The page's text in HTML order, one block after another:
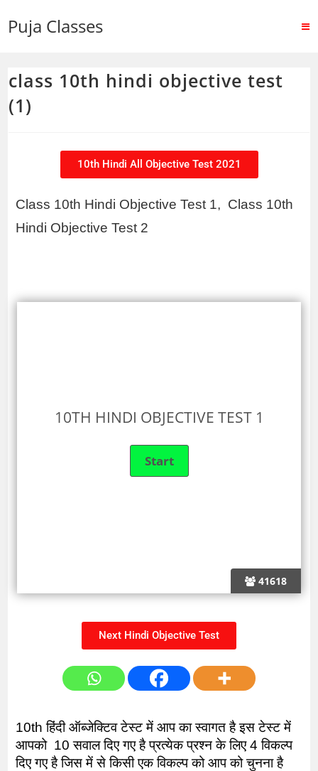
Puja Classes
class 10th hindi objective test
(1)
10th Hindi All Objective Test 2021
Class 10th Hindi Objective Test 1, Class 10th
Hindi Objective Test 2
41618
10TH HINDI OBJECTIVE TEST 1
Next Hindi Objective Test
10th हिंदी ऑब्जेक्टिव टेस्ट में आप का स्वागत है इस टेस्ट में
आपको  10 सवाल दिए गए है प्रत्येक प्रश्न के लिए 4 विकल्प
दिए गए है जिस में से किसी एक विकल्प को आप को चुनना है